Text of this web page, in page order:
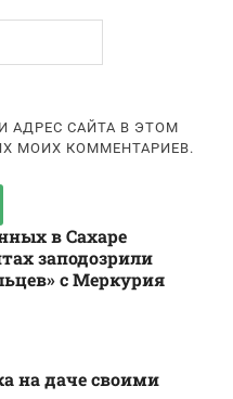
АДРЕС САЙТА В ЭТОМ
МОИХ КОММЕНТАРИЕВ.
в Сахаре
заподозрили
с Меркурия
на даче своими